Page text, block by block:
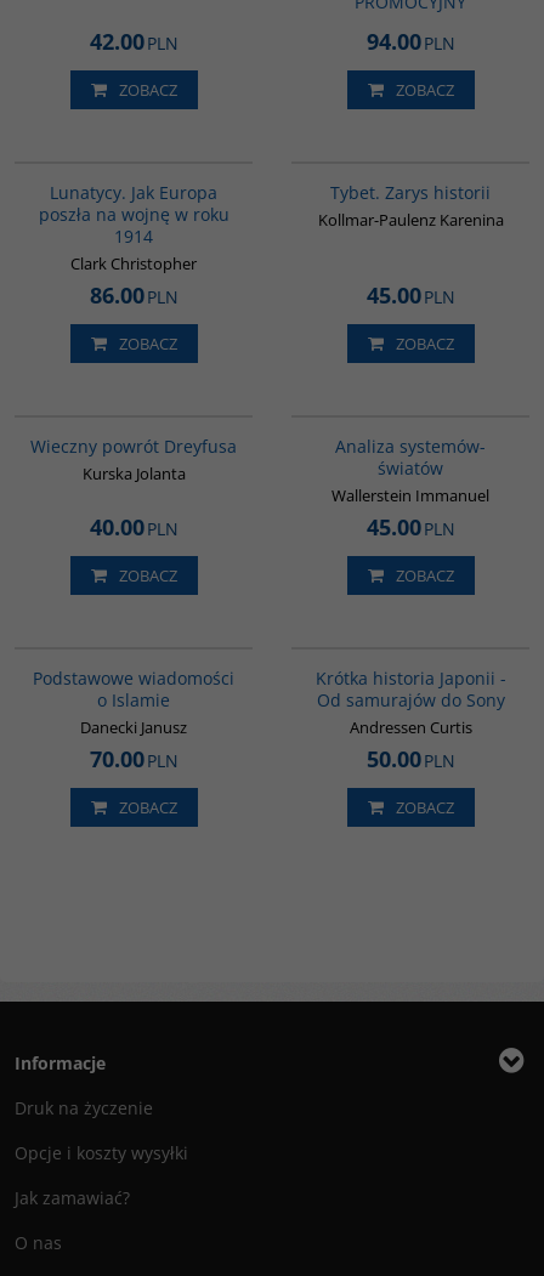
42.00PLN
ZOBACZ
94.00PLN
ZOBACZ
Lunatycy. Jak Europa
poszła na wojnę w roku
1914
Clark Christopher
86.00PLN
ZOBACZ
Tybet. Zarys historii
Kollmar-Paulenz Karenina
45.00PLN
ZOBACZ
Wieczny powrót Dreyfusa
Kurska Jolanta
40.00PLN
ZOBACZ
Analiza systemów-
światów
Wallerstein Immanuel
45.00PLN
ZOBACZ
Podstawowe wiadomości
o Islamie
Danecki Janusz
70.00PLN
ZOBACZ
Krótka historia Japonii -
Od samurajów do Sony
Andressen Curtis
50.00PLN
ZOBACZ
Informacje
Druk na życzenie
Opcje i koszty wysyłki
Jak zamawiać?
O nas